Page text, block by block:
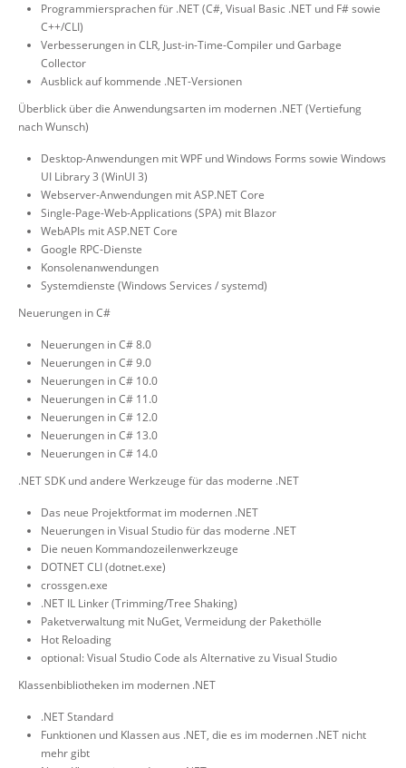
Programmiersprachen für .NET (C#, Visual Basic .NET und F# sowie
C++/CLI)
Verbesserungen in CLR, Just-in-Time-Compiler und Garbage
Collector
Ausblick auf kommende .NET-Versionen
Überblick über die Anwendungsarten im modernen .NET (Vertiefung
nach Wunsch)
Desktop-Anwendungen mit WPF und Windows Forms sowie Windows
UI Library 3 (WinUI 3)
Webserver-Anwendungen mit ASP.NET Core
Single-Page-Web-Applications (SPA) mit Blazor
WebAPIs mit ASP.NET Core
Google RPC-Dienste
Konsolenanwendungen
Systemdienste (Windows Services / systemd)
Neuerungen in C#
Neuerungen in C# 8.0
Neuerungen in C# 9.0
Neuerungen in C# 10.0
Neuerungen in C# 11.0
Neuerungen in C# 12.0
Neuerungen in C# 13.0
Neuerungen in C# 14.0
.NET SDK und andere Werkzeuge für das moderne .NET
Das neue Projektformat im modernen .NET
Neuerungen in Visual Studio für das moderne .NET
Die neuen Kommandozeilenwerkzeuge
DOTNET CLI (dotnet.exe)
crossgen.exe
.NET IL Linker (Trimming/Tree Shaking)
Paketverwaltung mit NuGet, Vermeidung der Pakethölle
Hot Reloading
optional: Visual Studio Code als Alternative zu Visual Studio
Klassenbibliotheken im modernen .NET
.NET Standard
Funktionen und Klassen aus .NET, die es im modernen .NET nicht
mehr gibt